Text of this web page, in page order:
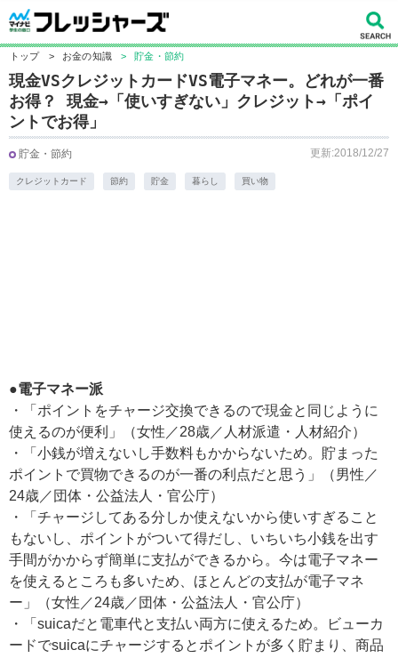
トップ > お金の知識 > 貯金・節約
現金VSクレジットカードVS電子マネー。どれが一番
お得？ 現金→「使いすぎない」クレジット→「ポイ
ントでお得」
貯金・節約 更新:2018/12/27
クレジットカード 節約 貯金 暮らし 買い物
●電子マネー派
・「ポイントをチャージ交換できるので現金と同じように
使えるのが便利」（女性／28歳／人材派遣・人材紹介）
・「小銭が増えないし手数料もかからないため。貯まった
ポイントで買物できるのが一番の利点だと思う」（男性／
24歳／団体・公益法人・官公庁）
・「チャージしてある分しか使えないから使いすぎること
もないし、ポイントがついて得だし、いちいち小銭を出す
手間がかからず簡単に支払ができるから。今は電子マネー
を使えるところも多いため、ほとんどの支払が電子マネ
ー」（女性／24歳／団体・公益法人・官公庁）
・「suicaだと電車代と支払い両方に使えるため。ビューカ
ードでsuicaにチャージするとポイントが多く貯まり、商品